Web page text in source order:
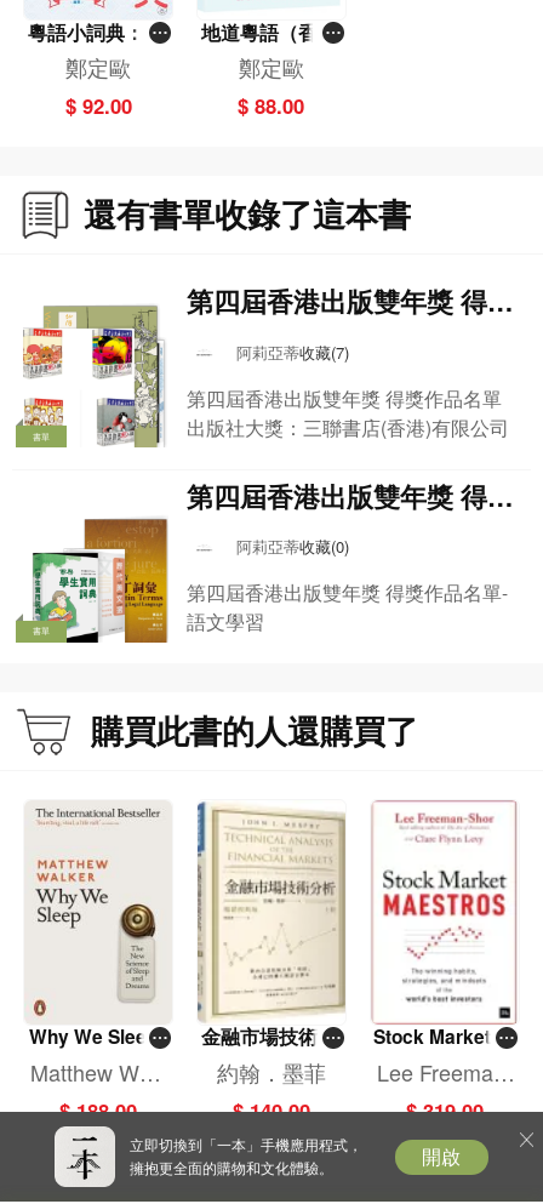
累/魯莽/隨意/隨緣/被動/無奈/抱怨/不滿/指望/失望/絕望/不在乎
2 客觀認識 171
假設/解釋/強調/自辯/誇張/胡說/反話/巧合/猜測/意料之中/意料之外/接受/不接受/牽
涉/比較/判斷/決定/警惕/欺騙/求證/確定/不確定/不相信/選擇/意見/忌諱/質疑/責問/
追問/反問/反駁/反對/否定/失敗/放棄/服輸/不服輸/醒悟/總結
備/讚賞/贊成/讚美/貶低/嘲諷/吵架/詈罵/衝突/挑釁/威脅/妨礙/不妨礙/讓步/祝賀/感
謝/道歉/建議/提醒/勸告/警告/請求/拒絕/制止/強迫/留後路
一、粵語拼音系統 255
二、粵語常用字表 257
作者簡介
鄭定歐，1940年出生於香港，2022年在廣州去世。1964年畢業於廣州中山大學
國巴黎第七大學師從Maurice Gross，專攻“詞彙-語法”（Lexicon-Grammar），
1983年獲“語言信息自動處理研究所”博士學位。1983-1986年繼續回北京第二外
國語學院任職。1986年起任教於香港城市理工學院（後更名為香港城市大學），
2006年自香港城市大學退休。之後仍一直從事與辭書編撰、語言應用等相關的研
究工作，足跡遍佈海內外多所高校，筆耕不輟。
員、歐洲漢語言學會會員。掌握英語、法語、葡萄牙語等多門外語，熟悉歐洲現
代句法學史、方法論史，曾應邀到法國、英國、韓國、希臘等多所大學講學。主
道粵語（香港話）》《粵語小詞典》《今日粵語》等8種，主編或參與編寫、翻譯
鄭定歐先生以詞彙-語法學、詞典學作為學術研究核心範疇，並注重擴展到語言比
較和語言應用等方面。據了解，他首倡並慷慨資助“今日粵語”“漢語方言語法比較
研究”“現代漢語配價語法”“對外漢語學習詞典學”等學術研討會，以及相關教材和論
文集的編寫與出版。在此過程中，還十分重視研究人才的培養和學術隊伍的搭建
等。
粵語小詞典：滾
熱辣香港話6000
例，從初學到升l
evel全搞掂！
鄭定歐
$ 92.00
地道粵語（香港
話）：20天流利
說（錄音掃碼即
聽版）
鄭定歐
$ 88.00
還有書單收錄了這本書
書單
第四屆香港出版雙年獎 得獎
作品名單-出版社大獎
阿莉亞蒂收藏(7)
第四屆香港出版雙年獎 得獎作品名單
出版社大獎：三聯書店(香港)有限公司
書單
第四屆香港出版雙年獎 得獎
作品名單-語文學習
阿莉亞蒂收藏(0)
第四屆香港出版雙年獎 得獎作品名單-
語文學習
購買此書的人還購買了
Why We Sleep:
The New Scienc
Dreams
Matthew Walk
er
$ 188.00
金融市場技術分
析 (暢銷經典版)
(上)
約翰．墨菲
$ 140.00
Stock Market M
aestros
Lee Freeman-
Shor,Clare Fly
$ 319.00
立即切換到「一本」手機應用程式，
擁抱更全面的購物和文化體驗。
開啟